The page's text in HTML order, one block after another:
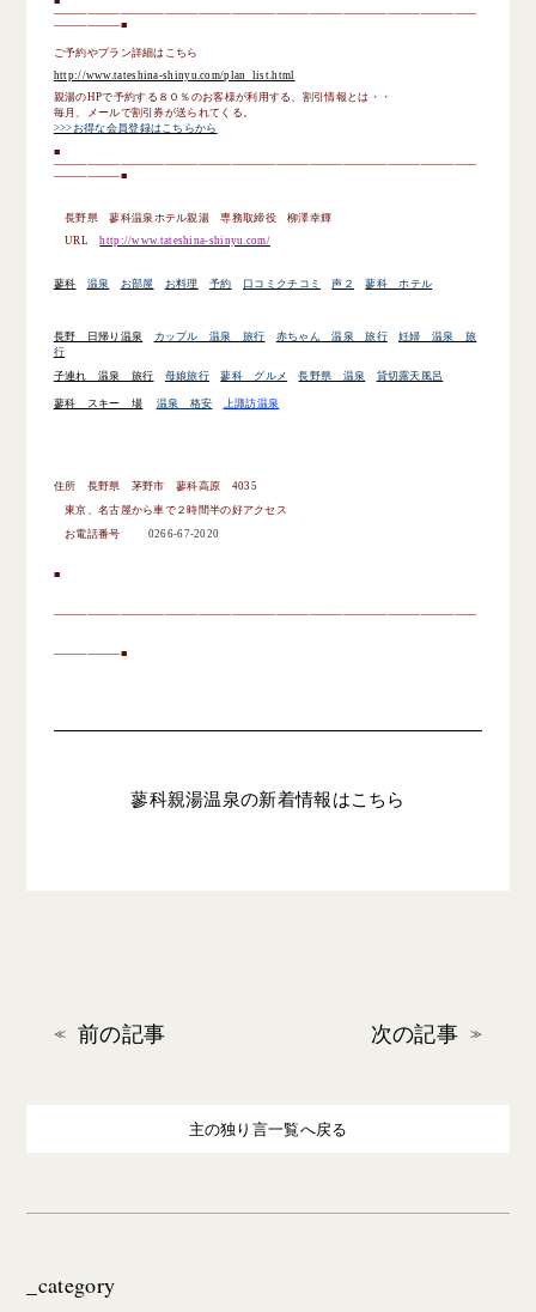
——————————————————————————————————————
——————■
ご予約やプラン詳細はこちら
http://www.tateshina-shinyu.com/plan_list.html
親湯のHPで予約する８０％のお客様が利用する、割引情報とは・・
毎月、メールで割引券が送られてくる。
>>>お得な会員登録はこちらから
■
——————————————————————————————————————
——————■
長野県 蓼科温泉ホテル親湯 専務取締役 柳澤幸輝
URL
http://www.tateshina-shinyu.com/
蓼科 温泉 お部屋 お料理 予約 口コミクチコミ 声２ 蓼科 ホテル
長野 日帰り温泉 カップル 温泉 旅行 赤ちゃん 温泉 旅行
妊婦 温泉 旅
行
子連れ 温泉 旅行 母娘旅行 蓼科 グルメ 長野県 温泉 貸切露天風呂
蓼科 スキー 場 温泉 格安 上諏訪温泉
住所 長野県 茅野市 蓼科高原 4035
東京、名古屋から車で２時間半の好アクセス
お電話番号 0266-67-2020
■
——————————————————————————————————————
——————■
蓼科親湯温泉の新着情報はこちら
前の記事 次の記事
主の独り言一覧へ戻る
_category